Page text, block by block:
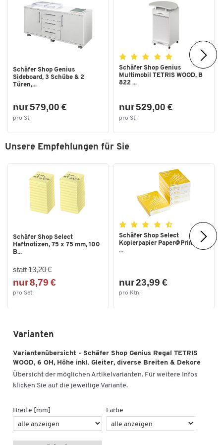
Schäfer Shop Genius
Sideboard, 3 Schübe & 2
Türen,...
nur 579,00 €
pro St.
Schäfer Shop Genius
Multimobil TETRIS WOOD, B
822 ...
nur 529,00 €
pro St.
Unsere Empfehlungen für Sie
Schäfer Shop Select
Haftnotizen, 75 x 75 mm, 100
B...
statt 13,20 €
nur 8,79 €
pro Set
Schäfer Shop Select
Kopierpapier Paper@Print, DIN
...
nur 23,99 €
pro Ktn.
Varianten
Variantenübersicht - Schäfer Shop Genius Regal TETRIS
WOOD, 6 OH, Höhe inkl. Gleiter, diverse Breiten & Dekore
Übersicht der möglichen Artikelvarianten. Für weitere Infos
klicken Sie auf die jeweilige Variante.
Breite [mm] Farbe